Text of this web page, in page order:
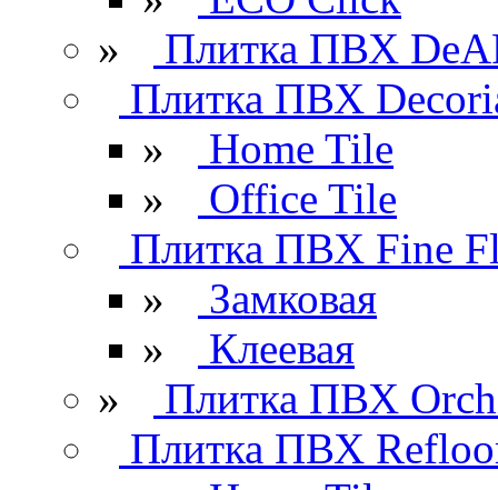
»
Плитка ПВХ
Плитка ПВХ
»
Home Tile
»
Office Tile
Плитка ПВХ Fine
»
Замковая
»
Клеевая
»
Плитка ПВХ
Плитка ПВХ